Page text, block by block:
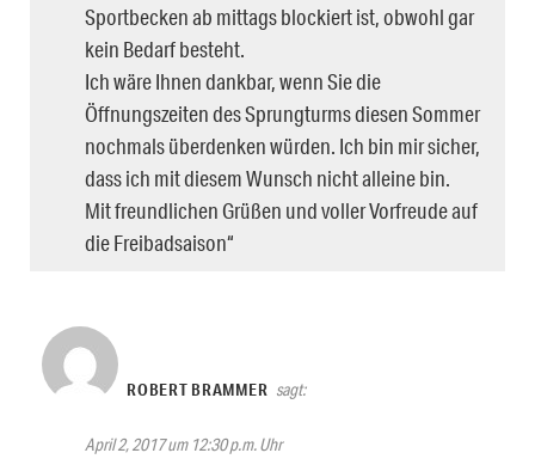
Sportbecken ab mittags blockiert ist, obwohl gar
kein Bedarf besteht.
Ich wäre Ihnen dankbar, wenn Sie die
Öffnungszeiten des Sprungturms diesen Sommer
nochmals überdenken würden. Ich bin mir sicher,
dass ich mit diesem Wunsch nicht alleine bin.
Mit freundlichen Grüßen und voller Vorfreude auf
die Freibadsaison“
ROBERT BRAMMER sagt:
April 2, 2017 um 12:30 p.m. Uhr